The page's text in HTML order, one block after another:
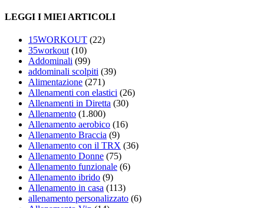
LEGGI I MIEI ARTICOLI
15WORKOUT (22)
35workout(10)
Addominali (99)
addominali scolpiti (39)
Alimentazione (271)
Allenamenti con elastici (26)
Allenamenti in Diretta (30)
Allenamento (1.800)
Allenamento aerobico (16)
Allenamento Braccia (9)
Allenamento con il TRX (36)
Allenamento Donne (75)
Allenamento funzionale (6)
Allenamento ibrido (9)
Allenamento in casa (113)
allenamento personalizzato (6)